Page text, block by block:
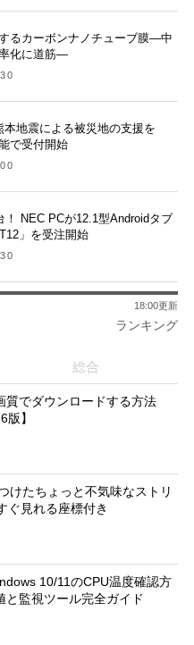
るカーボンナノチューブ膜―中
化に道筋―
本地震による被災地の支援を
で受付開始
！ NEC PCが12.1型Androidタブ
」を受注開始
ランキング
18:00更新
総合
質でダウンロードする方法
版】
けたちょっと不気味なストリ
ぐ見れる座標付き
10/11のCPU温度確認方
と監視ツール完全ガイド